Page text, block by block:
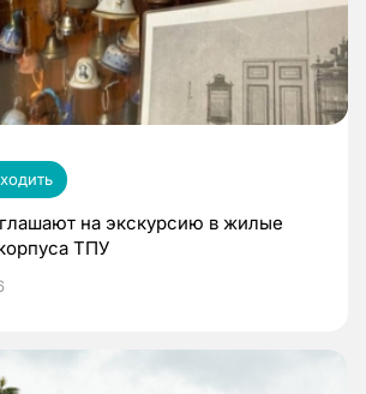
на экскурсию в жилые
ТПУ